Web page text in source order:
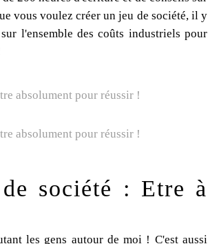
vous voulez créer un jeu de société, il y
l'ensemble des coûts industriels pour
société : Etre à
les gens autour de moi ! C'est aussi